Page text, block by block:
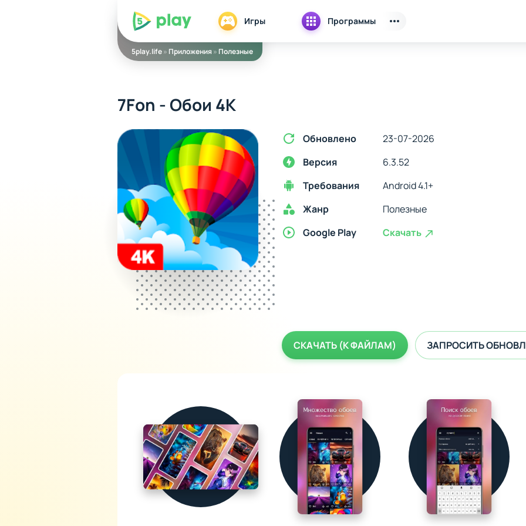
5play Игры Программы
5play.life» Приложения»Полезные
7Fon - Обои 4K
Обновлено
23-07-2026
Версия
6.3.52
Требования
Android 4.1+
Жанр
Полезные
Google Play
Скачать
СКАЧАТЬ (К ФАЙЛАМ) ЗАПРОСИТЬ